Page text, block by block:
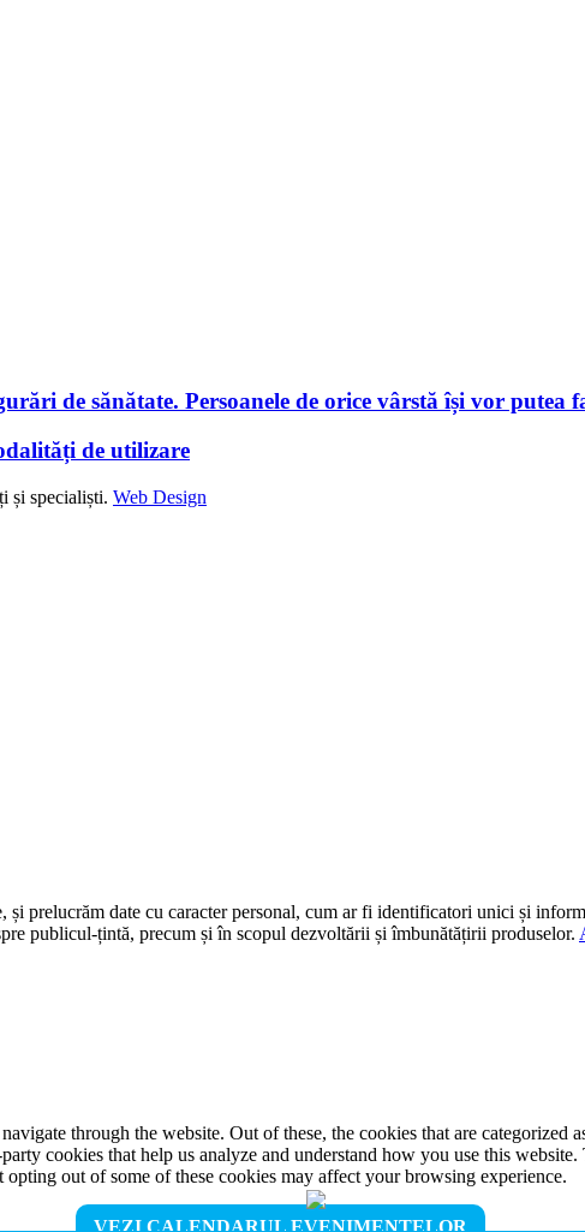
VEZI CALENDARUL EVENIMENTELOR
de sănătate. Persoanele de orice vârstă își vor putea
de utilizare
și specialiști. Web Design
și prelucrăm date cu caracter personal, cum ar fi identificatori unici și
publicul-țintă, precum și în scopul dezvoltării și îmbunătățirii produselor.
through the website. Out of these, the cookies that are categorized
cookies that help us analyze and understand how you use this
out of some of these cookies may affect your browsing experience.